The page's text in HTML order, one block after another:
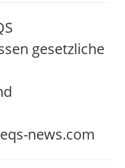
gesetzliche
news.com